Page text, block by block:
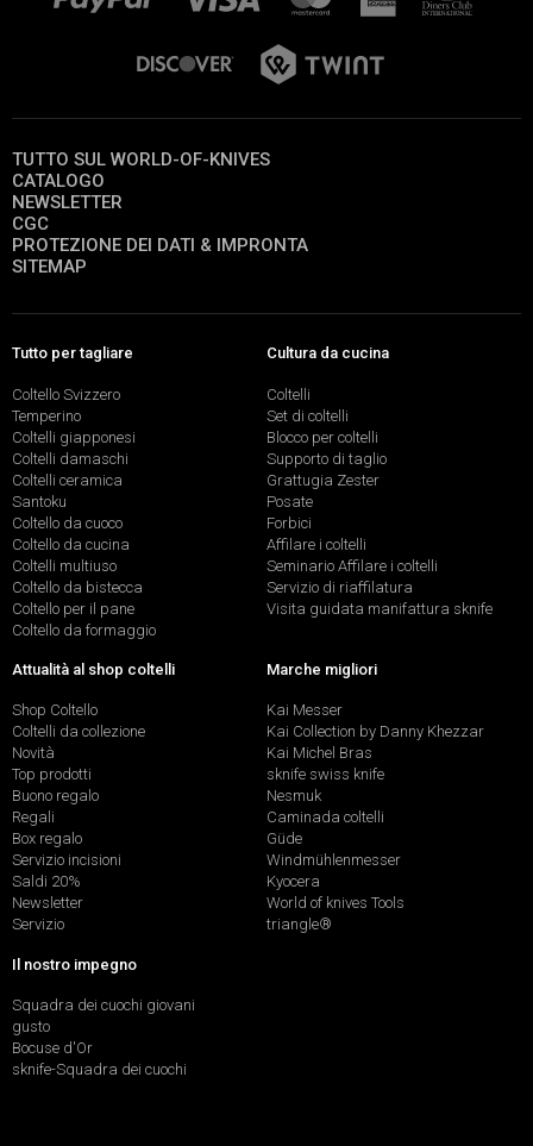
TUTTO SUL WORLD-OF-KNIVES
CATALOGO
NEWSLETTER
CGC
PROTEZIONE DEI DATI & IMPRONTA
SITEMAP
Tutto per tagliare
Coltello Svizzero
Temperino
Coltelli giapponesi
Coltelli damaschi
Coltelli ceramica
Santoku
Coltello da cuoco
Coltello da cucina
Coltelli multiuso
Coltello da bistecca
Coltello per il pane
Coltello da formaggio
Cultura da cucina
Coltelli
Set di coltelli
Blocco per coltelli
Supporto di taglio
Grattugia Zester
Posate
Forbici
Affilare i coltelli
Seminario Affilare i coltelli
Servizio di riaffilatura
Visita guidata manifattura sknife
Attualità al shop coltelli
Shop Coltello
Coltelli da collezione
Novità
Top prodotti
Buono regalo
Regali
Box regalo
Servizio incisioni
Saldi 20%
Newsletter
Servizio
Marche migliori
Kai Messer
Kai Collection by Danny Khezzar
Kai Michel Bras
sknife swiss knife
Nesmuk
Caminada coltelli
Güde
Windmühlenmesser
Kyocera
World of knives Tools
triangle®
Il nostro impegno
Squadra dei cuochi giovani
gusto
Bocuse d'Or
sknife-Squadra dei cuochi